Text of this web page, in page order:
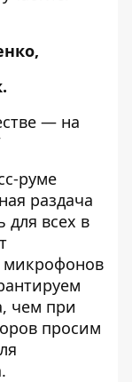
— на
руме
раздача
для всех в
микрофонов
чем при
просим